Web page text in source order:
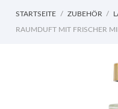
STARTSEITE ZUBEHÖR
RAUMDUFT MIT FRISCHER